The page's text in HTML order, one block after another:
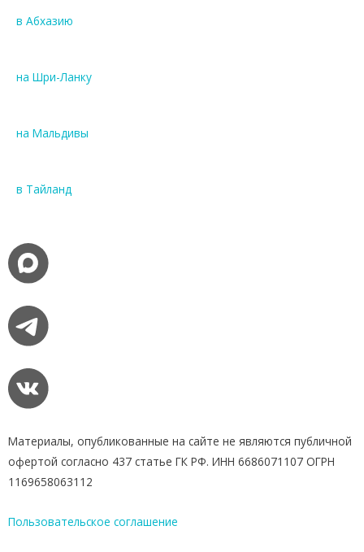
в Абхазию
на Шри-Ланку
на Мальдивы
в Тайланд
Материалы, опубликованные на сайте не являются публичной
офертой согласно 437 статье ГК РФ. ИНН 6686071107 ОГРН
1169658063112
Пользовательское соглашение